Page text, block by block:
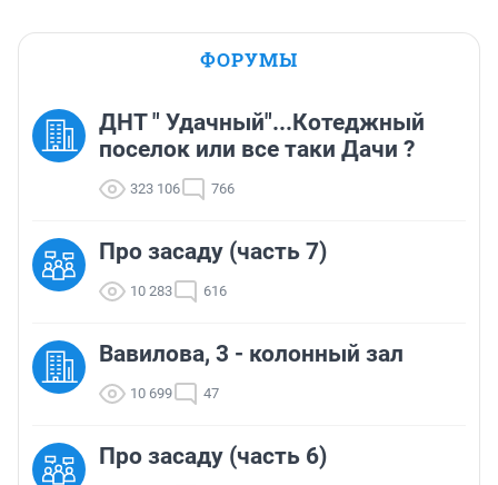
ФОРУМЫ
ДНТ " Удачный"...Котеджный
поселок или все таки Дачи ?
323 106 766
Про засаду (часть 7)
10 283 616
Вавилова, 3 - колонный зал
10 699 47
Про засаду (часть 6)